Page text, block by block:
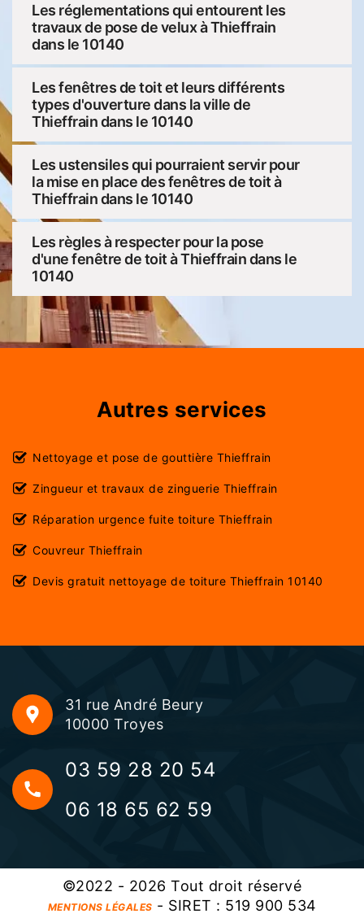
Les réglementations qui entourent les
travaux de pose de velux à Thieffrain
dans le 10140
Les fenêtres de toit et leurs différents
types d'ouverture dans la ville de
Thieffrain dans le 10140
Les ustensiles qui pourraient servir pour
la mise en place des fenêtres de toit à
Thieffrain dans le 10140
Les règles à respecter pour la pose
d'une fenêtre de toit à Thieffrain dans le
10140
Autres services
Nettoyage et pose de gouttière Thieffrain
Zingueur et travaux de zinguerie Thieffrain
Réparation urgence fuite toiture Thieffrain
Couvreur Thieffrain
Devis gratuit nettoyage de toiture Thieffrain 10140
31 rue André Beury
10000 Troyes
03 59 28 20 54
06 18 65 62 59
©2022 - 2026 Tout droit réservé
MENTIONS LÉGALES - SIRET : 519 900 534